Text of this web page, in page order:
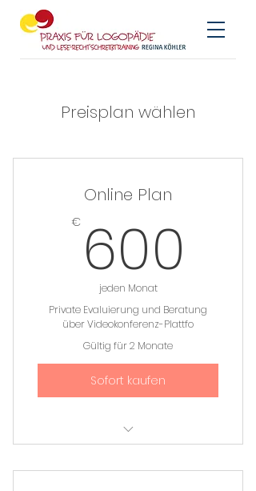
Preisplan wählen
Online Plan
€ 600
jeden Monat
Private Evaluierung und Beratung
über Videokonferenz-Plattfo
Gültig für 2 Monate
Sofort kaufen